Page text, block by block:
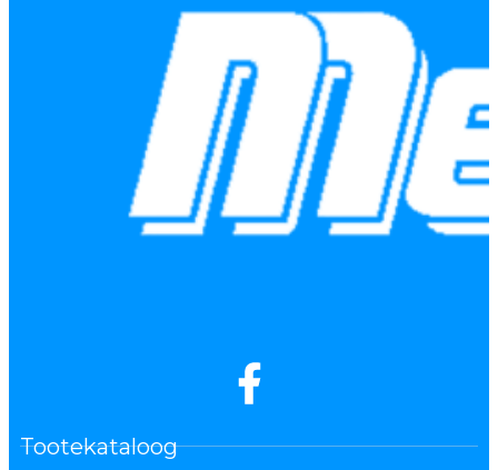
Tootekataloog